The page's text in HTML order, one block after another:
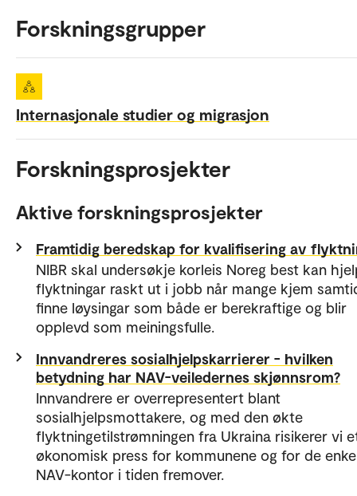
Forskningsgrupper
Internasjonale studier og migrasjon
Forskningsprosjekter
Aktive forskningsprosjekter
Framtidig beredskap for kvalifisering av
NIBR skal undersøkje korleis Noreg best kan
flyktningar raskt ut i jobb når mange kjem
finne løysingar som både er berekraftige og blir
opplevd som meiningsfulle.
Innvandreres sosialhjelpskarrierer - hvilken
betydning har NAV-veiledernes skjønnsrom?
Innvandrere er overrepresentert blant
sosialhjelpsmottakere, og med den økte
flyktningetilstrømningen fra Ukraina risikerer vi
økonomisk press for kommunene og for de
NAV-kontor i tiden fremover.